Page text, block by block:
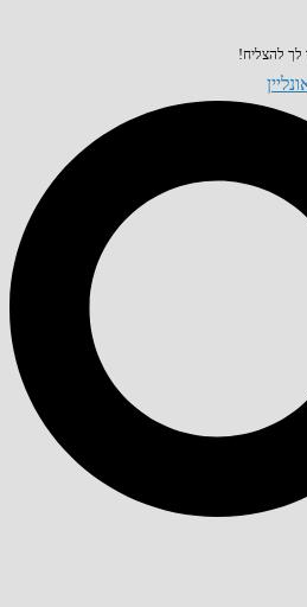
לך להצליח!